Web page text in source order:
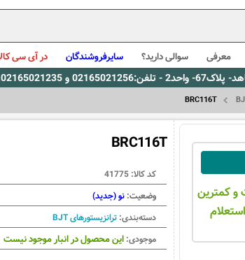
معرفی سوالی دارید؟ سایرفروشندگان در آی سی
کاری 9 لغایت 16
BRC116T
BRC116T
کد کالا: 41775
وضعیت: نو (جدید)
دسته‌بندی: ترانزیستورهای BJT
موجودی: این محصول در انبار موجود نیست
و کمترین